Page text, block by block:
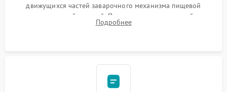
движущихся частей заварочного механизма пищевой
силиконовой смазкой. Проведение программной
декальцинации и очистки системы от кофейных масел.
Подробнее